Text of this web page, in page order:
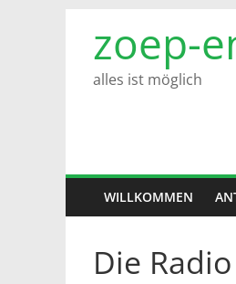
Inhalt
springen
zoep-
alles ist möglich
WILLKOMMEN
Die